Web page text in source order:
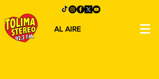
AL AIRE